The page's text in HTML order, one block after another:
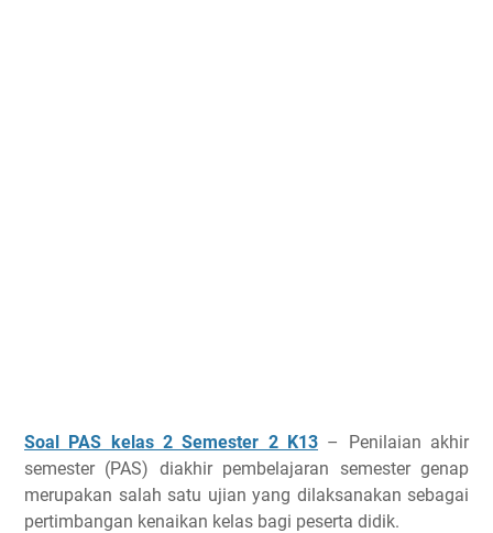
Soal PAS kelas 2 Semester 2 K13 – Penilaian akhir
semester (PAS) diakhir pembelajaran semester genap
merupakan salah satu ujian yang dilaksanakan sebagai
pertimbangan kenaikan kelas bagi peserta didik.